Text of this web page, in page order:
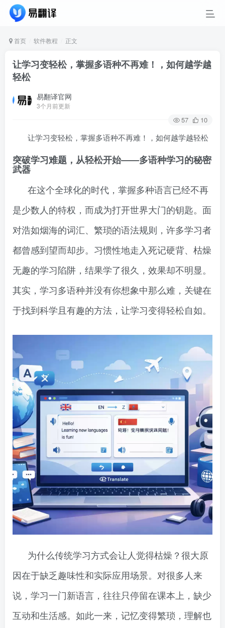
首页 软件教程 正文
让学习变轻松，掌握多语种不再难！，如何越学越
轻松
易翻译官网
3个月前更新
57 10
让学习变轻松，掌握多语种不再难！，如何越学越轻松
突破学习难题，从轻松开始——多语种学习的秘密
武器
在这个全球化的时代，掌握多种语言已经不再
是少数人的特权，而成为打开世界大门的钥匙。面
对浩如烟海的词汇、繁琐的语法规则，许多学习者
都曾感到望而却步。习惯性地走入死记硬背、枯燥
无趣的学习陷阱，结果学了很久，效果却不明显。
其实，学习多语种并没有你想象中那么难，关键在
于找到科学且有趣的方法，让学习变得轻松自如。
为什么传统学习方式会让人觉得枯燥？很大原
因在于缺乏趣味性和实际应用场景。对很多人来
说，学习一门新语言，往往只停留在课本上，缺少
互动和生活感。如此一来，记忆变得繁琐，理解也